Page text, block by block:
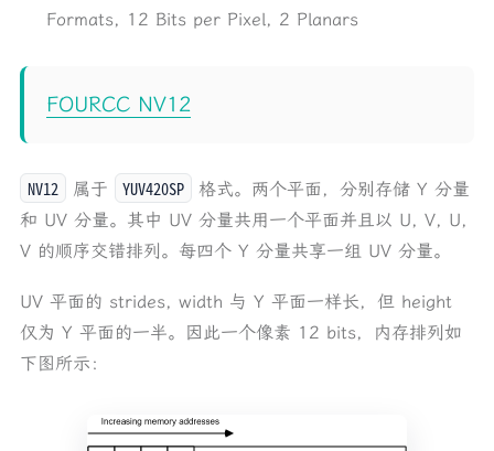
Formats, 12 Bits per Pixel, 2 Planars
FOURCC NV12
NV12 属于 YUV420SP
格式。两个平面，分别存储 Y 分量
和 UV 分量。其中 UV 分量共用一个平面并且以 U, V, U,
V 的顺序交错排列。每四个 Y 分量共享一组 UV 分量。
UV 平面的 strides, width 与 Y 平面一样长，但 height
仅为 Y 平面的一半。因此一个像素 12 bits，内存排列如
下图所示：